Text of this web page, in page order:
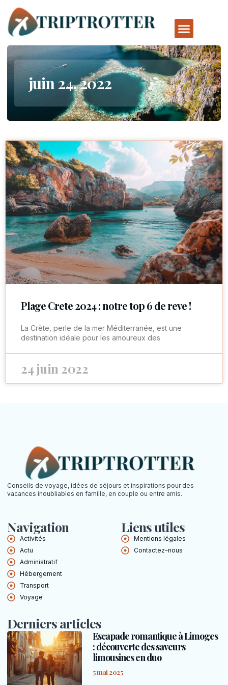
juin 24, 2022
Plage Crete 2024 : notre top 6 de reve !
La Crète, perle de la mer Méditerranée, est une
destination idéale pour les amoureux des
24 juin 2022
Conseils de voyage, idées de séjours et inspirations pour des
vacances inoubliables en famille, en couple ou entre amis.
Navigation
Activités
Actu
Administratif
Hébergement
Transport
Voyage
Liens utiles
Mentions légales
Contactez-nous
Derniers articles
Escapade romantique à Limoges
: découverte des saveurs
limousines en duo
5 mai 2025